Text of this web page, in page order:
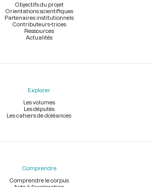
Objectifs du projet
Orientations scientifiques
Partenaires institutionnels
Contributeurs-trices
Ressources
Actualités
Explorer
Les volumes
Les députés
Les cahiers de doléances
Comprendre
Comprendre le corpus